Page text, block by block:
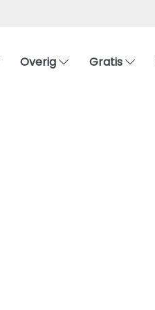
Overig Gratis